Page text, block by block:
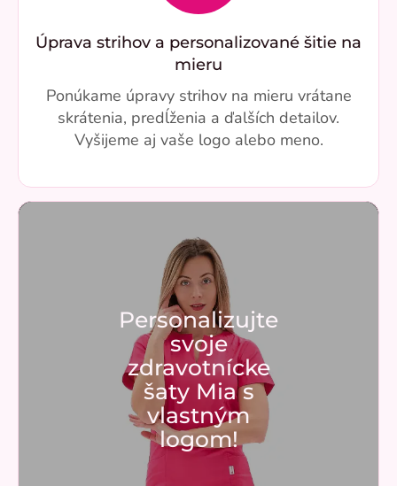
Úprava strihov a personalizované šitie na
mieru
Ponúkame úpravy strihov na mieru vrátane
skrátenia, predĺženia a ďalších detailov.
Vyšijeme aj vaše logo alebo meno.
Personalizujte
svoje
zdravotnícke
šaty Mia s
vlastným
logom!